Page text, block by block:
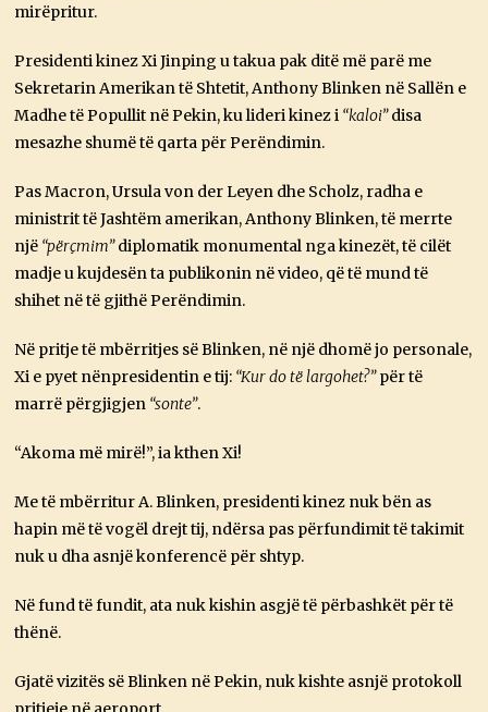
mirëpritur.
Presidenti kinez Xi Jinping u takua pak ditë më parë me
Sekretarin Amerikan të Shtetit, Anthony Blinken në Sallën e
Madhe të Popullit në Pekin, ku lideri kinez i “kaloi”disa
mesazhe shumë të qarta për Perëndimin.
Pas Macron, Ursula von der Leyen dhe Scholz, radha e
ministrit të Jashtëm amerikan, Anthony Blinken, të merrte
një “përçmim”diplomatik monumental nga kinezët, të cilët
madje u kujdesën ta publikonin në video, që të mund të
shihet në të gjithë Perëndimin.
Në pritje të mbërritjes së Blinken, në një dhomë jo personale,
Xi e pyet nënpresidentin e tij: “Kur do të largohet?”për të
marrë përgjigjen “sonte”.
“Akoma më mirë!”, ia kthen Xi!
Me të mbërritur A. Blinken, presidenti kinez nuk bën as
hapin më të vogël drejt tij, ndërsa pas përfundimit të takimit
nuk u dha asnjë konferencë për shtyp.
Në fund të fundit, ata nuk kishin asgjë të përbashkët për të
thënë.
Gjatë vizitës së Blinken në Pekin, nuk kishte asnjë protokoll